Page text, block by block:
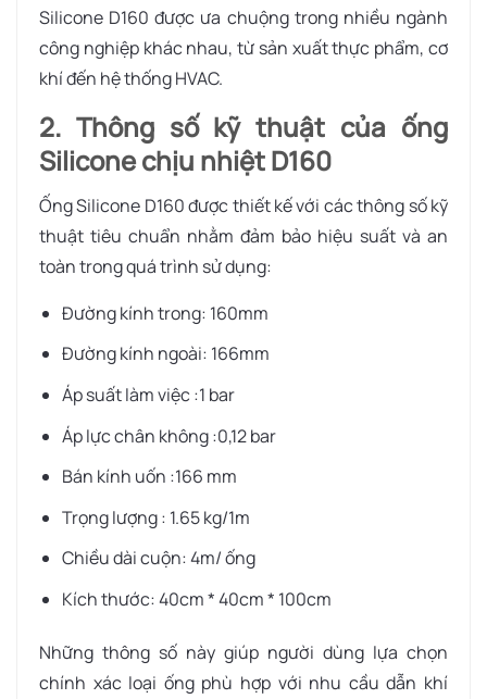
Silicone D160 được ưa chuộng trong nhiều ngành
công nghiệp khác nhau, từ sản xuất thực phẩm, cơ
khí đến hệ thống HVAC.
2. Thông số kỹ thuật của ống
Silicone chịu nhiệt D160
Ống Silicone D160 được thiết kế với các thông số kỹ
thuật tiêu chuẩn nhằm đảm bảo hiệu suất và an
toàn trong quá trình sử dụng:
Đường kính trong: 160mm
Đường kính ngoài: 166mm
Áp suất làm việc :1 bar
Áp lực chân không :0,12 bar
Bán kính uốn :166 mm
Trọng lượng : 1.65 kg/1m
Chiều dài cuộn: 4m/ ống
Kích thước: 40cm * 40cm * 100cm
Những thông số này giúp người dùng lựa chọn
chính xác loại ống phù hợp với nhu cầu dẫn khí